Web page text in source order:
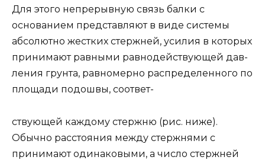
Для этого непрерывную связь балки с
основанием представляют в виде системы
абсолютно жестких стержней, усилия в которых
принимают равными равнодействующей дав­
ления грунта, равномерно распределенного по
площади подошвы, соответ-
ствующей каждому стержню (рис. ниже).
Обычно расстояния между стерж­нями с
принимают одинаковыми, а число стержней